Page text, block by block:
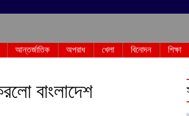
আন্তর্জাতিক অপরাধ খেলা বিনোদন শিক্ষা
বাংলাদেশ